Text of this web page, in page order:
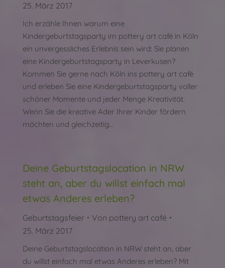
25. März 2017
Ich erzähle Ihnen warum eine
Kindergeburtstagsparty im pottery art café in Köln
ein unvergessliches Erlebnis sein wird: Sie planen
eine Kindergeburtstagsparty in Leverkusen?
Kommen Sie gerne nach Köln ins pottery art café
und erleben Sie eine Kindergeburtstagsparty voller
schöner Momente und jeder Menge Kreativität.
Wenn Sie die kreative Ader Ihrer Kinder fördern
möchten und gleichzeitig…
Deine Geburtstagslocation in NRW
steht an, aber du willst einfach mal
etwas Anderes erleben?
Geburtstagsfeier Von pottery art café
25. März 2017
Deine Geburtstagslocation in NRW steht an, aber
du willst einfach mal etwas Anderes erleben? Mit